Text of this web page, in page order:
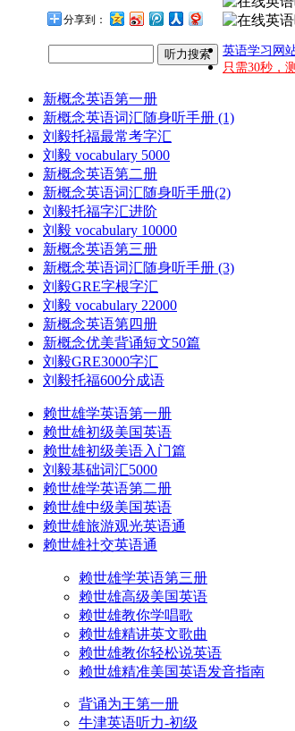
分享到：
听力搜索
英语学习网
只需30秒，
新概念英语第一册
新概念英语词汇随身听手册 (1)
刘毅托福最常考字汇
刘毅 vocabulary 5000
新概念英语第二册
新概念英语词汇随身听手册(2)
刘毅托福字汇进阶
刘毅 vocabulary 10000
新概念英语第三册
新概念英语词汇随身听手册 (3)
刘毅GRE字根字汇
刘毅 vocabulary 22000
新概念英语第四册
新概念优美背诵短文50篇
刘毅GRE3000字汇
刘毅托福600分成语
赖世雄学英语第一册
赖世雄初级美国英语
赖世雄初级美语入门篇
刘毅基础词汇5000
赖世雄学英语第二册
赖世雄中级美国英语
赖世雄旅游观光英语通
赖世雄社交英语通
赖世雄学英语第三册
赖世雄高级美国英语
赖世雄教你学唱歌
赖世雄精讲英文歌曲
赖世雄教你轻松说英语
赖世雄精准美国英语发音指南
背诵为王第一册
牛津英语听力-初级